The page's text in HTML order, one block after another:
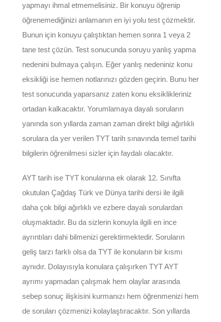
yapmayı ihmal etmemelisiniz. Bir konuyu öğrenip
öğrenemediğinizi anlamanın en iyi yolu test çözmektir.
Bunun için konuyu çalıştıktan hemen sonra 1 veya 2
tane test çözün. Test sonucunda soruyu yanlış yapma
nedenini bulmaya çalışın. Eğer yanlış nedeniniz konu
eksikliği ise hemen notlarınızı gözden geçirin. Bunu her
test sonucunda yaparsanız zaten konu eksiklikleriniz
ortadan kalkacaktır. Yorumlamaya dayalı soruların
yanında son yıllarda zaman zaman direkt bilgi ağırlıklı
sorulara da yer verilen TYT tarih sınavında temel tarihi
bilgilerin öğrenilmesi sizler için faydalı olacaktır.
AYT tarih ise TYT konularına ek olarak 12. Sınıfta
okutulan Çağdaş Türk ve Dünya tarihi dersi ile ilgili
daha çok bilgi ağırlıklı ve ezbere dayalı sorulardan
oluşmaktadır. Bu da sizlerin konuyla ilgili en ince
ayrıntıları dahi bilmenizi gerektirmektedir. Soruların
geliş tarzı farklı olsa da TYT ile konuların bir kısmı
aynıdır. Dolayısıyla konulara çalışırken TYT AYT
ayrımı yapmadan çalışmak hem olaylar arasında
sebep sonuç ilişkisini kurmanızı hem öğrenmenizi hem
de soruları çözmenizi kolaylaştıracaktır. Son yıllarda